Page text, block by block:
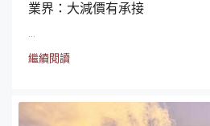
業界：大減價有承接
...
繼續閱讀